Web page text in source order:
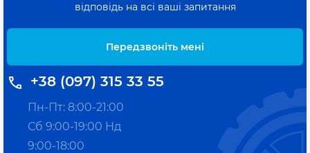
відповідь на всі ваші запитання
Передзвоніть мені
+38 (097) 315 33 55
Пн-Пт: 8:00-21:00
Сб 9:00-19:00 Нд
9:00-18:00